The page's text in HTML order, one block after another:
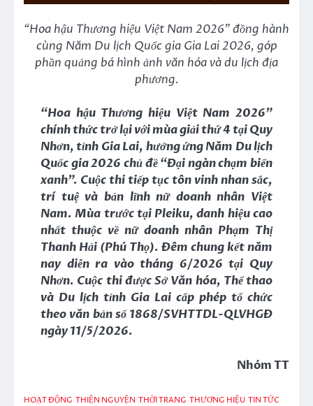
“Hoa hậu Thương hiệu Việt Nam 2026” đồng hành
cùng Năm Du lịch Quốc gia Gia Lai 2026, góp
phần quảng bá hình ảnh văn hóa và du lịch địa
phương.
“Hoa hậu Thương hiệu Việt Nam 2026”
chính thức trở lại với mùa giải thứ 4 tại Quy
Nhơn, tỉnh Gia Lai, hưởng ứng Năm Du lịch
Quốc gia 2026 chủ đề “Đại ngàn chạm biển
xanh”. Cuộc thi tiếp tục tôn vinh nhan sắc,
trí tuệ và bản lĩnh nữ doanh nhân Việt
Nam. Mùa trước tại Pleiku, danh hiệu cao
nhất thuộc về nữ doanh nhân Phạm Thị
Thanh Hải (Phú Thọ). Đêm chung kết năm
nay diễn ra vào tháng 6/2026 tại Quy
Nhơn. Cuộc thi được Sở Văn hóa, Thể thao
và Du lịch tỉnh Gia Lai cấp phép tổ chức
theo văn bản số 1868/SVHTTDL-QLVHGĐ
ngày 11/5/2026.
Nhóm TT
HOẠT ĐỘNG THIỆN NGUYỆN THỜI TRANG THƯƠNG HIỆU TIN TỨC